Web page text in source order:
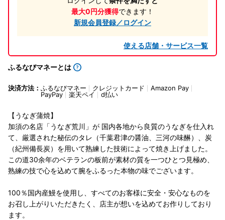
最大0円分獲得できます！
新規会員登録／ログイン
使える店舗・サービス一覧
ふるなびマネーとは
決済方法： ふるなびマネー クレジットカード
Amazon Pay
PayPay
楽天ペイ d払い
【うなぎ蒲焼】
加須の名店「うなぎ荒川」が 国内各地から良質のうなぎを仕入れ
て、厳選された秘伝のタレ（千葉君津の醤油、三河の味醂）、炭
（紀州備長炭）を用いて熟練した技術によって焼き上げました。
この道30余年のベテランの板前が素材の質を一つひとつ見極め、
熟練の技で心を込めて腕をふるった本物の味でございます。
100％国内産鰻を使用し、すべてのお客様に安全・安心なものを
お召し上がりいただきたく、店主が想いを込めてお作りしており
ます。